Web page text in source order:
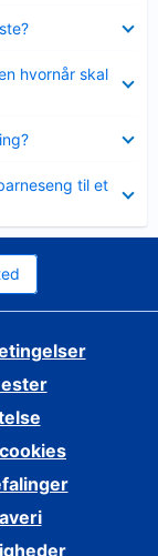
hvornår skal
til et